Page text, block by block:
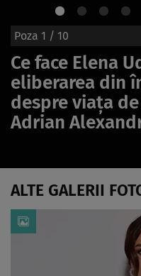
Poza 1 / 10
Ce face Elena
eliberarea din
despre viața
Adrian
ALTE GALERII